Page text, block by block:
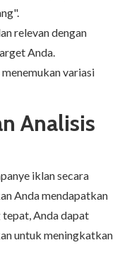
relevan dengan
Anda.
variasi
Analisis
iklan secara
Anda mendapatkan
tepat, Anda dapat
untuk meningkatkan